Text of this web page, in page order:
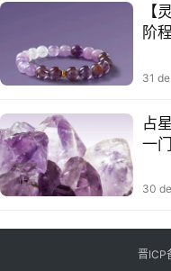
【
阶‬程
31
占
一
30
晋ICP